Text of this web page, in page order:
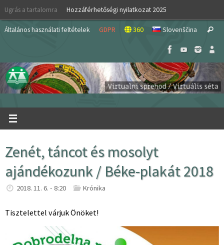
Skip
content
Ugrás a tartalomra Hozzáférhetőségi nyilatkozat 2025
Általános használati feltételek GDPR 360 Slovenščina Search
Zenét, táncot és mosolyt
ajándékozunk / Béke-plakát 2018
2018. 11. 6. - 8:20 Krónika
Tisztelettel várjuk Önöket!